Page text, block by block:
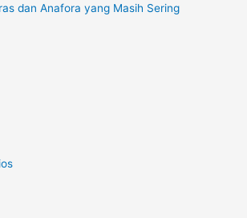
dan Anafora yang Masih Sering